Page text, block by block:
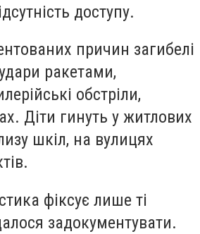
доступу.
причин загибелі
ракетами,
обстріли,
Діти гинуть у житлових
шкіл, на вулицях
фіксує лише ті
задокументувати.